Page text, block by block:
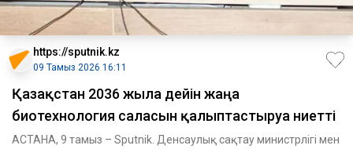
https://sputnik.kz
09 Тамыз 2026 16:11
Қазақстан 2036 жылға дейін жаңа
биотехнология саласын қалыптастыруға ниетті
АСТАНА, 9 тамыз – Sputnik. Денсаулық сақтау министрлігі мен